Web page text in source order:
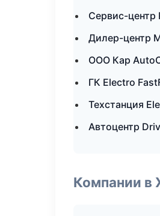
Сервис-
Дилер-центр
ООО Кар
ГК Electro
Техстанция
Автоцентр
Компании в